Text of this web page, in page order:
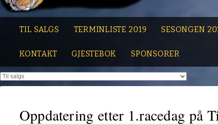
TIL SALGS TERMINLISTE 2019 SESONGEN
KONTAKT GJESTEBOK SPONSORER
Oppdatering etter 1.racedag på